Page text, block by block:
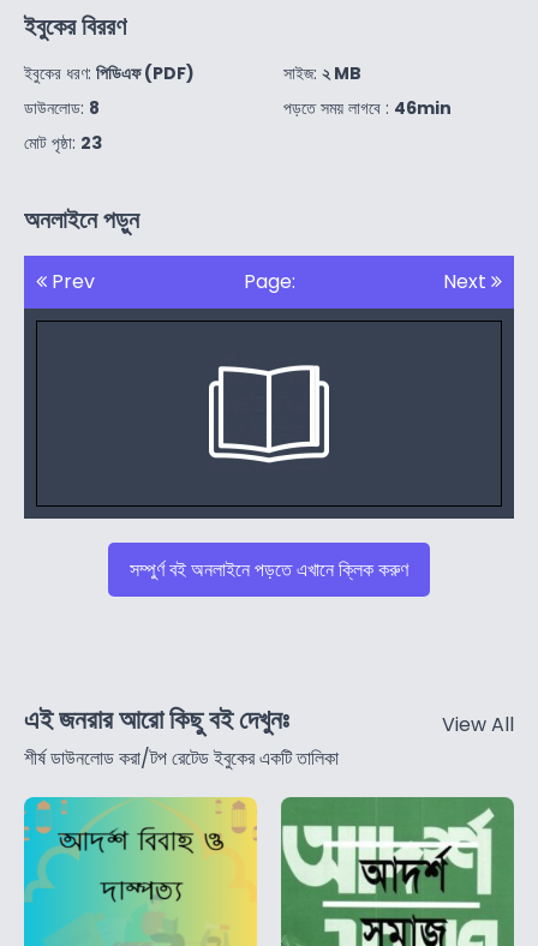
ইবুকের বিররণ
ইবুকের ধরণ: পিডিএফ (PDF)
ডাউনলোড: 8
মোট পৃষ্ঠা: 23
সাইজ: ২ MB
পড়তে সময় লাগবে : 46min
অনলাইনে পড়ুন
Prev Page: Next
সম্পুর্ণ বই অনলাইনে পড়তে এখানে ক্লিক করুণ
এই জনরার আরো কিছু বই দেখুনঃ
শীর্ষ ডাউনলোড করা/টপ রেটেড ইবুকের একটি তালিকা
View All